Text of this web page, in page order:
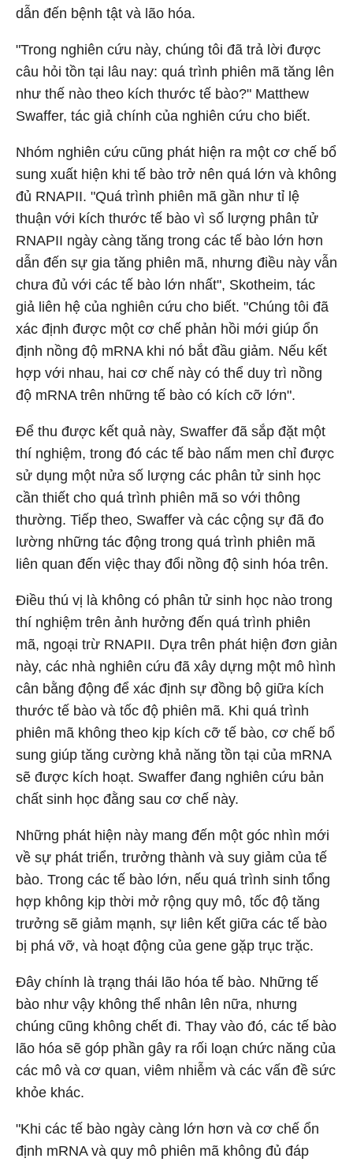
dẫn đến bệnh tật và lão hóa.
"Trong nghiên cứu này, chúng tôi đã trả lời được
câu hỏi tồn tại lâu nay: quá trình phiên mã tăng lên
như thế nào theo kích thước tế bào?" Matthew
Swaffer, tác giả chính của nghiên cứu cho biết.
Nhóm nghiên cứu cũng phát hiện ra một cơ chế bổ
sung xuất hiện khi tế bào trở nên quá lớn và không
đủ RNAPII. "Quá trình phiên mã gần như tỉ lệ
thuận với kích thước tế bào vì số lượng phân tử
RNAPII ngày càng tăng trong các tế bào lớn hơn
dẫn đến sự gia tăng phiên mã, nhưng điều này vẫn
chưa đủ với các tế bào lớn nhất", Skotheim, tác
giả liên hệ của nghiên cứu cho biết. "Chúng tôi đã
xác định được một cơ chế phản hồi mới giúp ổn
định nồng độ mRNA khi nó bắt đầu giảm. Nếu kết
hợp với nhau, hai cơ chế này có thể duy trì nồng
độ mRNA trên những tế bào có kích cỡ lớn".
Để thu được kết quả này, Swaffer đã sắp đặt một
thí nghiệm, trong đó các tế bào nấm men chỉ được
sử dụng một nửa số lượng các phân tử sinh học
cần thiết cho quá trình phiên mã so với thông
thường. Tiếp theo, Swaffer và các cộng sự đã đo
lường những tác động trong quá trình phiên mã
liên quan đến việc thay đổi nồng độ sinh hóa trên.
Điều thú vị là không có phân tử sinh học nào trong
thí nghiệm trên ảnh hưởng đến quá trình phiên
mã, ngoại trừ RNAPII. Dựa trên phát hiện đơn giản
này, các nhà nghiên cứu đã xây dựng một mô hình
cân bằng động để xác định sự đồng bộ giữa kích
thước tế bào và tốc độ phiên mã. Khi quá trình
phiên mã không theo kịp kích cỡ tế bào, cơ chế bổ
sung giúp tăng cường khả năng tồn tại của mRNA
sẽ được kích hoạt. Swaffer đang nghiên cứu bản
chất sinh học đằng sau cơ chế này.
Những phát hiện này mang đến một góc nhìn mới
về sự phát triển, trưởng thành và suy giảm của tế
bào. Trong các tế bào lớn, nếu quá trình sinh tổng
hợp không kịp thời mở rộng quy mô, tốc độ tăng
trưởng sẽ giảm mạnh, sự liên kết giữa các tế bào
bị phá vỡ, và hoạt động của gene gặp trục trặc.
Đây chính là trạng thái lão hóa tế bào. Những tế
bào như vậy không thể nhân lên nữa, nhưng
chúng cũng không chết đi. Thay vào đó, các tế bào
lão hóa sẽ góp phần gây ra rối loạn chức năng của
các mô và cơ quan, viêm nhiễm và các vấn đề sức
khỏe khác.
"Khi các tế bào ngày càng lớn hơn và cơ chế ổn
định mRNA và quy mô phiên mã không đủ đáp